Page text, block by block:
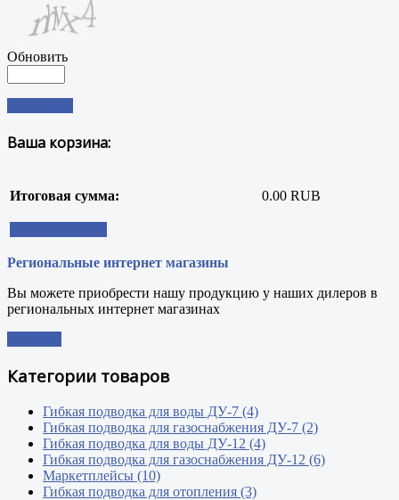
Обновить
Ваша корзина:
Итоговая сумма: 0.00 RUB
Региональные интернет магазины
Вы можете приобрести нашу продукцию у наших дилеров в
региональных интернет магазинах
Категории товаров
Гибкая подводка для воды ДУ-7 (4)
Гибкая подводка для газоснабжения ДУ-7 (2)
Гибкая подводка для воды ДУ-12 (4)
Гибкая подводка для газоснабжения ДУ-12 (6)
Маркетплейсы (10)
Гибкая подводка для отопления (3)